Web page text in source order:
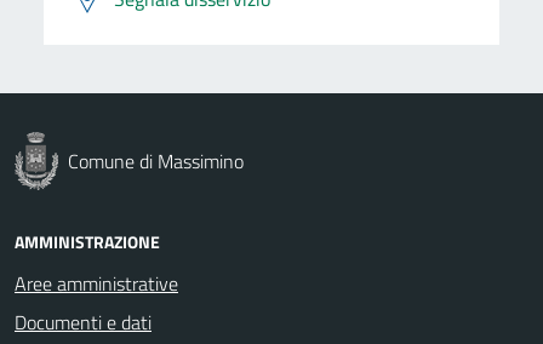
Comune di Massimino
AMMINISTRAZIONE
Aree amministrative
Documenti e dati